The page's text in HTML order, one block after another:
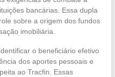
bancárias. Essa dupla
sobre a origem dos fundos
imobiliária.
o beneficiário efetivo
dos aportes pessoais e
ao Tracfin. Essas